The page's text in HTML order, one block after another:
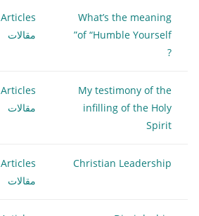
What’s the meaning
of “Humble Yourself”
?
Articles
مقالات
My testimony of the
infilling of the Holy
Spirit
Articles
مقالات
Christian Leadership
Articles
مقالات